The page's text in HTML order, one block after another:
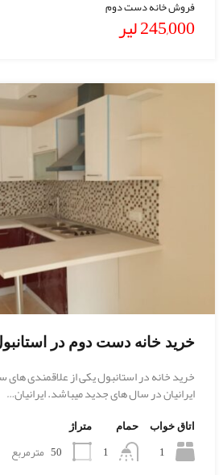
فروش خانه دست دوم
245,000 لیر
خرید خانه دست دوم در استانبول
خرید خانه در استانبول یکی از علاقمندی های
ایرانیان در سال های جدید میباشد. ایرانیان…
اتاق خواب
1
حمام
1
متراژ
50 مترمربع